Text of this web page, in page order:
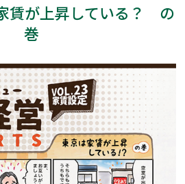
が上昇している？ の
巻